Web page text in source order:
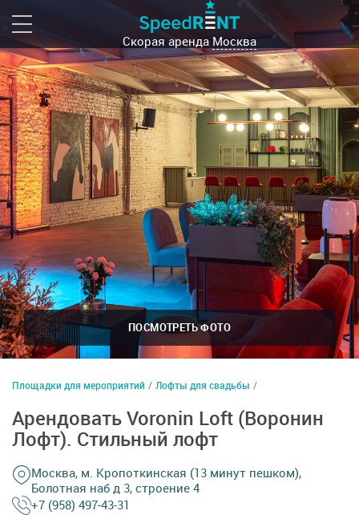
Скорая аренда Москва
ПОСМОТРЕТЬ ФОТО
Площадки для мероприятий / Лофты для свадьбы /
Арендовать Voronin Loft (Воронин
Лофт). Стильный лофт
Москва, м. Кропоткинская (13 минут пешком),
Болотная наб д 3, строение 4
+7 (958) 497-43-31